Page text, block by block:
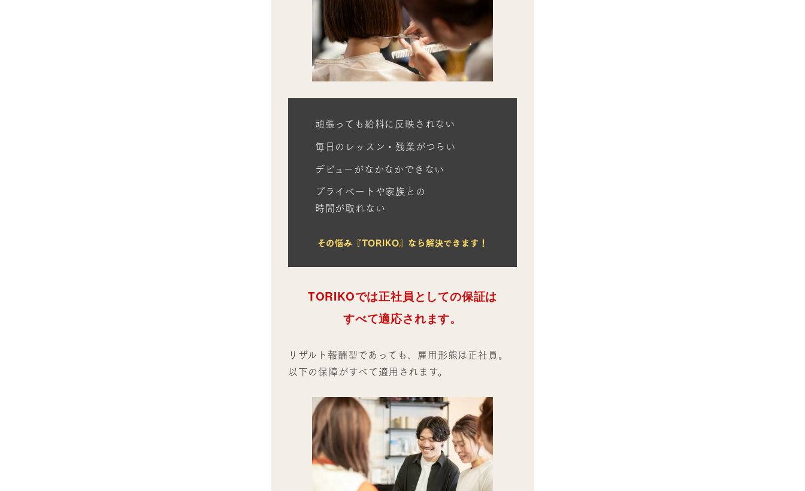
頑張っても給料に反映されない
毎日のレッスン・残業がつらい
デビューがなかなかできない
プライベートや家族との
時間が取れない
その悩み『TORIKO』なら解決できます！
TORIKOでは正社員としての保証は
すべて適応されます。
リザルト報酬型であっても、雇用形態は正社員。
以下の保障がすべて適用されます。